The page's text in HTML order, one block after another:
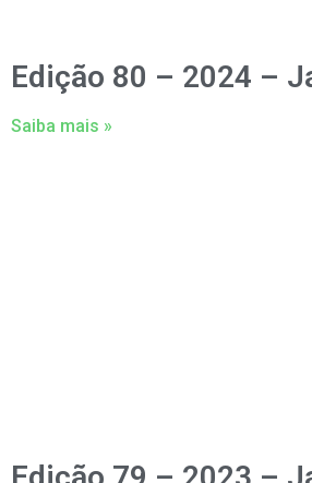
Edição 80 – 2024 –
Saiba mais »